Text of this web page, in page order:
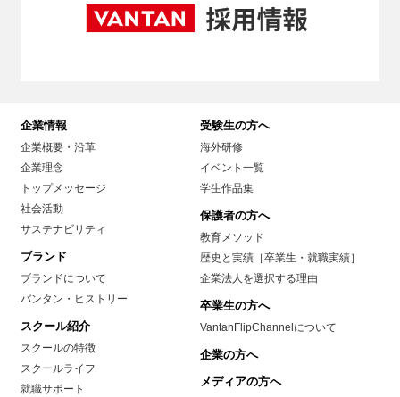
企業情報
企業概要・沿革
企業理念
トップメッセージ
社会活動
サステナビリティ
ブランド
ブランドについて
バンタン・ヒストリー
スクール紹介
スクールの特徴
スクールライフ
就職サポート
受験生の方へ
海外研修
イベント一覧
学生作品集
保護者の方へ
教育メソッド
歴史と実績［卒業生・就職実績］
企業法人を選択する理由
卒業生の方へ
VantanFlipChannelについて
企業の方へ
メディアの方へ